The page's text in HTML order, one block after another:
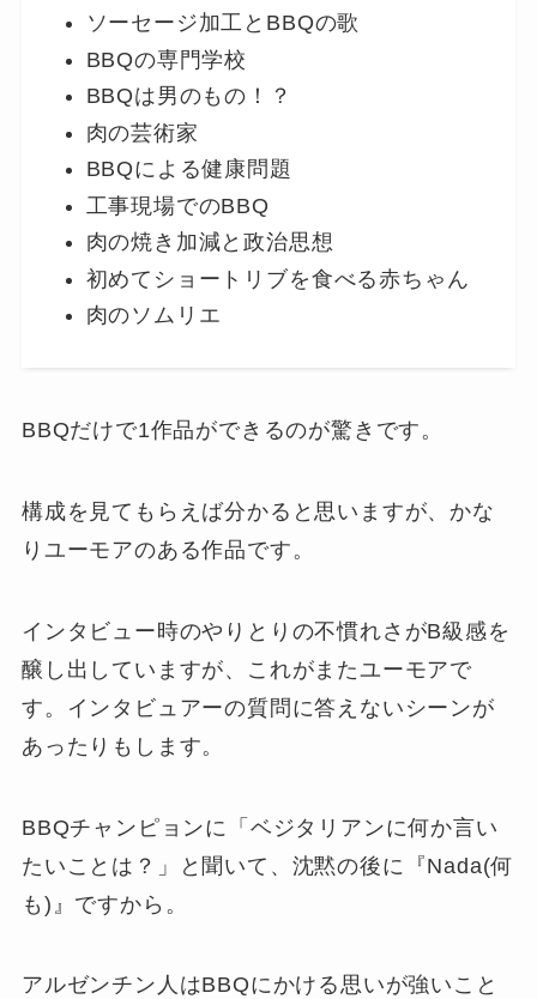
ソーセージ加工とBBQの歌
BBQの専門学校
BBQは男のもの！？
肉の芸術家
BBQによる健康問題
工事現場でのBBQ
肉の焼き加減と政治思想
初めてショートリブを食べる赤ちゃん
肉のソムリエ
BBQだけで1作品ができるのが驚きです。
構成を見てもらえば分かると思いますが、かな
りユーモアのある作品です。
インタビュー時のやりとりの不慣れさ がB級感を
醸し出していますが、これがまたユーモアで
す。インタビュアーの質問に答えないシーンが
あったりもします。
BBQチャンピョンに「ベジタリアンに何か言い
たいことは？」と聞いて、沈黙の後に『Nada(何
も)』ですから。
アルゼンチン人はBBQにかける思いが強いこと